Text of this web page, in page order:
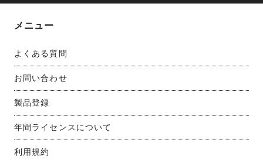
メニュー
よくある質問
お問い合わせ
製品登録
年間ライセンスについて
利用規約